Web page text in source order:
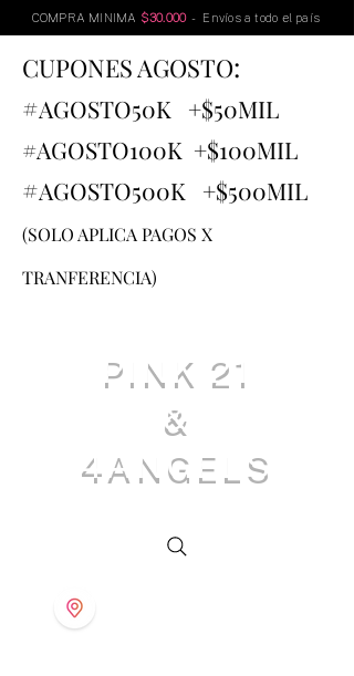
COMPRA MINIMA $30.000 - Envíos a todo el país
CUPONES AGOSTO:
#AGOSTO50K +$50MIL
#AGOSTO100K +$100MIL
#AGOSTO500K +$500MIL
(SOLO APLICA PAGOS X
TRANFERENCIA)
PINK 21
&
4ANGELS